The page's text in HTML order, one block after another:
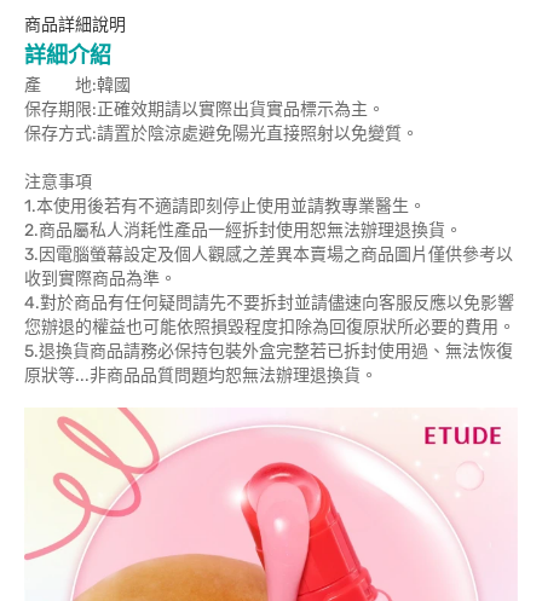
商品詳細說明
詳細介紹
產 地:韓國
保存期限:正確效期請以實際出貨實品標示為主。
保存方式:請置於陰涼處避免陽光直接照射以免變質。
注意事項
1.本使用後若有不適請即刻停止使用並請教專業醫生。
2.商品屬私人消耗性產品一經拆封使用恕無法辦理退換貨。
3.因電腦螢幕設定及個人觀感之差異本賣場之商品圖片僅供參考以
收到實際商品為準。
4.對於商品有任何疑問請先不要拆封並請儘速向客服反應以免影響
您辦退的權益也可能依照損毀程度扣除為回復原狀所必要的費用。
5.退換貨商品請務必保持包裝外盒完整若已拆封使用過、無法恢復
原狀等...非商品品質問題均恕無法辦理退換貨。